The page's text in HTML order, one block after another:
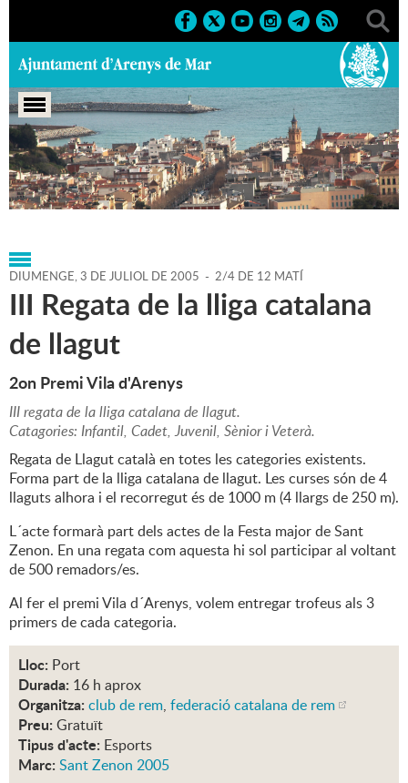
Portada > Agenda > 03-07-
2005 > Marcs > Festes > 2005 > Sant Zenon 2005
DIUMENGE,3 DE JULIOL DE 2005 - 2/4 DE 12 MATÍ
III Regata de la lliga catalana
de llagut
2on Premi Vila d'Arenys
III regata de la lliga catalana de llagut.
Catagories: Infantil, Cadet, Juvenil, Sènior i Veterà.
Regata de Llagut català en totes les categories existents.
Forma part de la lliga catalana de llagut. Les curses són de 4
llaguts alhora i el recorregut és de 1000 m (4 llargs de 250 m).
L´acte formarà part dels actes de la Festa major de Sant
Zenon. En una regata com aquesta hi sol participar al voltant
de 500 remadors/es.
Al fer el premi Vila d´Arenys, volem entregar trofeus als 3
primers de cada categoria.
Lloc: Port
Durada: 16 h aprox
Organitza: club de rem, federació catalana de rem
Preu: Gratuït
Tipus d'acte: Esports
Marc: Sant Zenon 2005